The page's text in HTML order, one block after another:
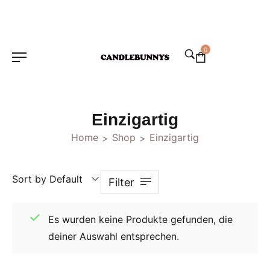
0
Einzigartig
Home > Shop > Einzigartig
Sort by Default Filter
Es wurden keine Produkte gefunden, die
deiner Auswahl entsprechen.